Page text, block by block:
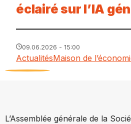
éclairé sur l’IA
09.06.2026 - 15:00
ActualitésMaison de
L’Assemblée générale de la